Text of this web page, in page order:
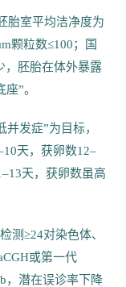
胎室平均洁净度为
颗粒数≤100；国
，胚胎在体外暴露
”。
发症”为目标，
天，获卵数12–
天，获卵数虽高
测≥24对染色体、
或第一代
，潜在误诊率下降